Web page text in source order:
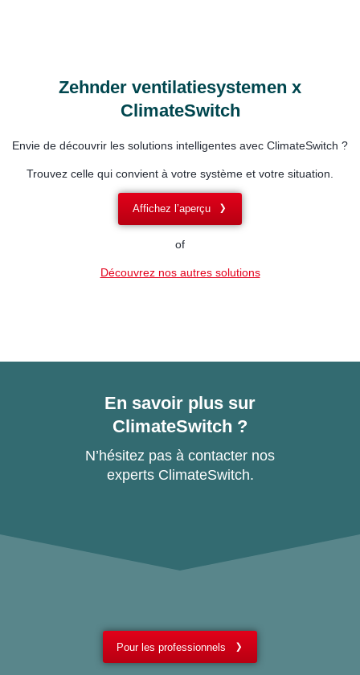
Zehnder ventilatiesystemen x
ClimateSwitch
Envie de découvrir les solutions intelligentes avec ClimateSwitch ?
Trouvez celle qui convient à votre système et votre situation.
Affichez l’aperçu
of
Découvrez nos autres solutions
En savoir plus sur
ClimateSwitch ?
N’hésitez pas à contacter nos
experts ClimateSwitch.
Pour les professionnels